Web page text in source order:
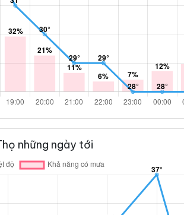
những ngày tới